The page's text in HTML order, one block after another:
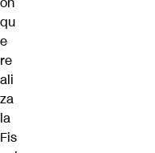
qu
e
re
ali
za
la
Fis